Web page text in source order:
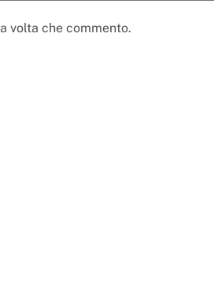
volta che commento.